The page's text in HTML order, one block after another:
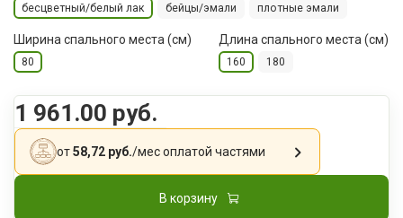
бесцветный/белый лак бейцы/эмали плотные эмали
Ширина спального места (см)
80
Длина спального места (см)
160 180
1 961.00 руб.
от58,72 руб./месоплатой частями
В корзину